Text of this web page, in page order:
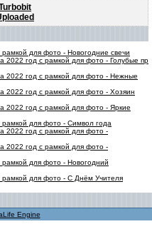
для фото - Новогодние свечи
2022 год с рамкой для фото - Голубые пр
2022 год с рамкой для фото - Нежные
2022 год с рамкой для фото - Хозяин
2022 год с рамкой для фото - Яркие
для фото - Символ года
2022 год с рамкой для фото -
2022 год с рамкой для фото -
для фото - Новогодний
для фото - С Днём Учителя
Engine